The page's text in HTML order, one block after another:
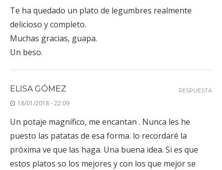
Te ha quedado un plato de legumbres realmente
delicioso y completo.
Muchas gracias, guapa.
Un beso.
ELISA GÓMEZ
18/01/2018 - 22:09
Un potaje magnífico, me encantan . Nunca les he
puesto las patatas de esa forma. lo recordaré la
próxima ve que las haga. Una buena idea. Si es que
estos platos so los mejores y con los que mejor se
RESPUESTA